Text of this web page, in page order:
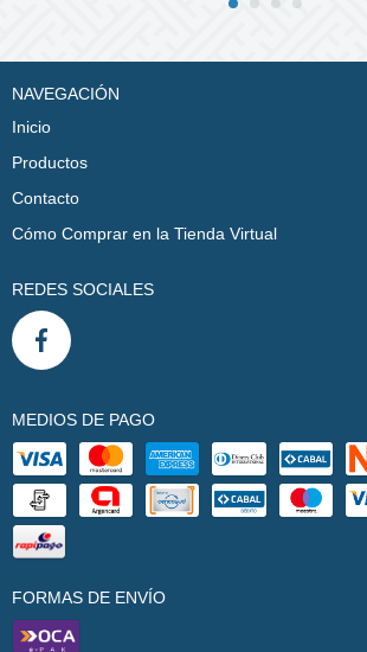
NAVEGACIÓN
Inicio
Productos
Contacto
Cómo Comprar en la Tienda Virtual
REDES SOCIALES
MEDIOS DE PAGO
FORMAS DE ENVÍO